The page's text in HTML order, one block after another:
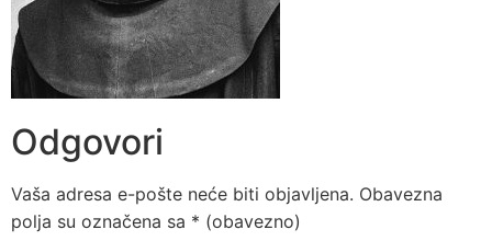
Odgovori
Vaša adresa e-pošte neće biti objavljena. Obavezna
polja su označena sa * (obavezno)